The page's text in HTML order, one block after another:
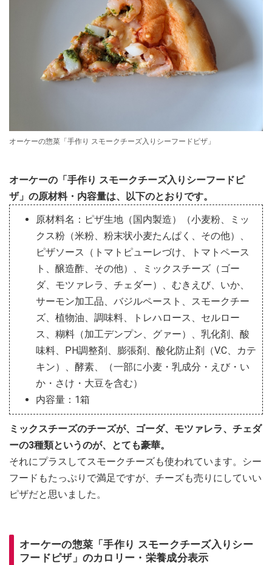
オーケーの惣菜「手作り スモークチーズ入りシーフードピザ」
オーケーの「手作り スモークチーズ入りシーフードピ
ザ」の原材料・内容量は、以下のとおりです。
原材料名：ピザ生地（国内製造）（小麦粉、ミッ
クス粉（米粉、粉末状小麦たんぱく、その他）、
ピザソース（トマトピューレづけ、トマトペース
ト、醸造酢、その他）、ミックスチーズ（ゴー
ダ、モツァレラ、チェダー）、むきえび、いか、
サーモン加工品、バジルペースト、スモークチー
ズ、植物油、調味料、トレハロース、セルロー
ス、糊料（加工デンプン、グァー）、乳化剤、酸
味料、PH調整剤、膨張剤、酸化防止剤（V.C、カテ
キン）、酵素、（一部に小麦・乳成分・えび・い
か・さけ・大豆を含む）
内容量：1箱
ミックスチーズのチーズが、ゴーダ、モツァレラ、チェダ
ーの3種類というのが、とても豪華。
それにプラスしてスモークチーズも使われています。シー
フードもたっぷりで満足ですが、チーズも売りにしていい
ピザだと思いました。
オーケーの惣菜「手作り スモークチーズ入りシー
フードピザ」のカロリー・栄養成分表示